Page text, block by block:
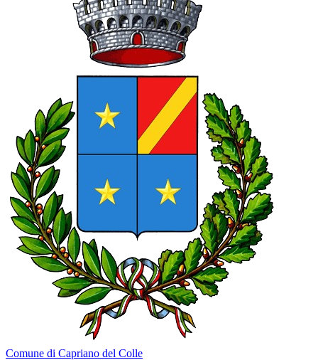
Comune di Capriano del Colle